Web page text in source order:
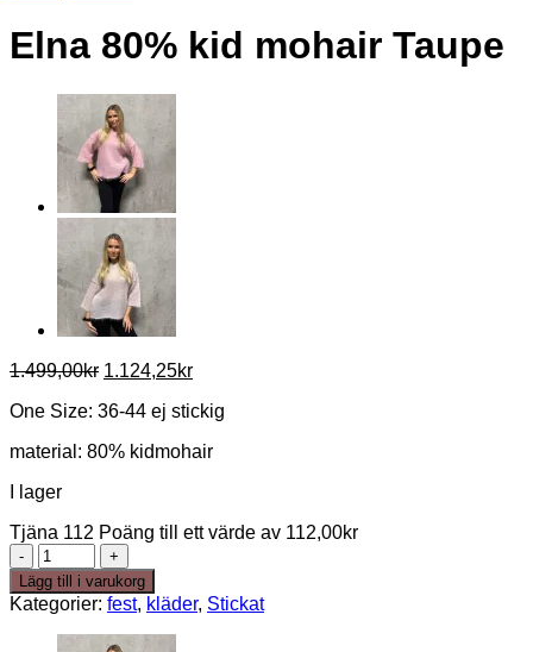
Elna 80% kid mohair Taupe
1.499,00kr Det
priset
1.499,00kr.
1.124,25krDet
priset
1.124,25kr.
One Size: 36-44 ej stickig
material: 80% kidmohair
I lager
Tjäna 112 Poäng till ett värde av 112,00kr
Elna
80%
kid
mohair
Taupe
Lägg till i varukorg
Kategorier: fest, kläder, Stickat